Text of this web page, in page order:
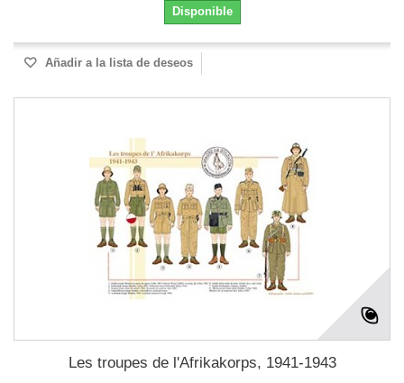
Disponible
Añadir a la lista de deseos
Les troupes de l'Afrikakorps, 1941-1943